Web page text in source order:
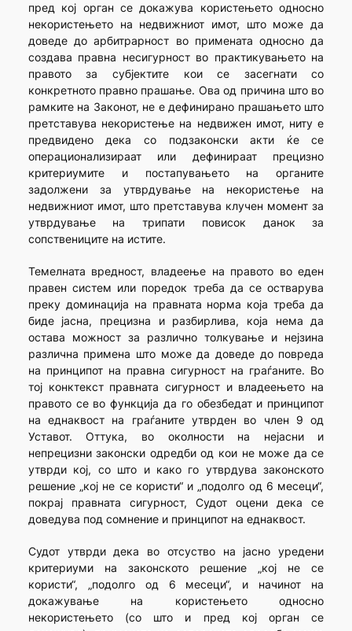
пред кој орган се докажува користењето односно
некористењето на недвижниот имот, што може да
доведе до арбитрарност во примената односно да
создава правна несигурност во практикувањето на
правото за субјектите кои се засегнати со
конкретното правно прашање. Ова од причина што во
рамките на Законот, не е дефинирано прашањето што
претставува некористење на недвижен имот, ниту е
предвидено дека со подзаконски акти ќе се
операционализираат или дефинираат прецизно
критериумите и постапувањето на органите
задолжени за утврдување на некористење на
недвижниот имот, што претставува клучен момент за
утврдување на трипати повисок данок за
сопствениците на истите.
Темелната вредност, владеење на правото во еден
правен систем или поредок треба да се остварува
преку доминација на правната норма која треба да
биде јасна, прецизна и разбирлива, која нема да
остава можност за различно толкување и нејзина
различна примена што може да доведе до повреда
на принципот на правна сигурност на граѓаните. Во
тој конктекст правната сигурност и владеењето на
правото се во функција да го обезбедат и принципот
на еднаквост на граѓаните утврден во член 9 од
Уставот. Оттука, во околности на нејасни и
непрецизни законски одредби од кои не може да се
утврди кој, со што и како го утврдува законското
решение „кој не се користи“ и „подолго од 6 месеци“,
покрај правната сигурност, Судот оцени дека се
доведува под сомнение и принципот на еднаквост.
Судот утврди дека во отсуство на јасно уредени
критериуми на законското решение „кој не се
користи“, „подолго од 6 месеци“, и начинот на
докажување на користењето односно
некористењето (со што и пред кој орган се